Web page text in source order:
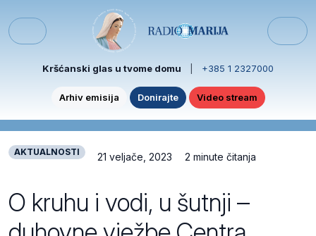
Menu
Kršćanski glas u tvome domu +385 1 2327000
Arhiv emisija Donirajte Video stream
AKTUALNOSTI 21 veljače, 2023 2 minute čitanja
O kruhu i vodi, u šutnji –